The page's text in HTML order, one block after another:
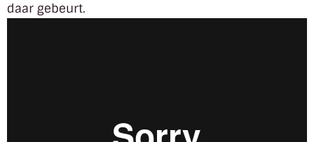
daar gebeurt.